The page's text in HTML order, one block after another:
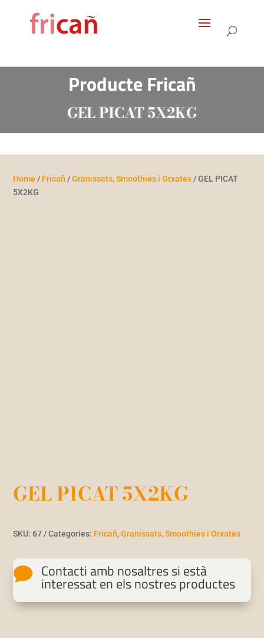
Producte Fricañ
GEL PICAT 5X2KG
Home / Fricañ /Granissats, Smoothies i Orxates/ GEL PICAT
5X2KG
GEL PICAT 5X2KG
SKU:67 Categories: Fricañ,Granissats, Smoothies i Orxates
 Contacti amb nosaltres si està
interessat en els nostres productes